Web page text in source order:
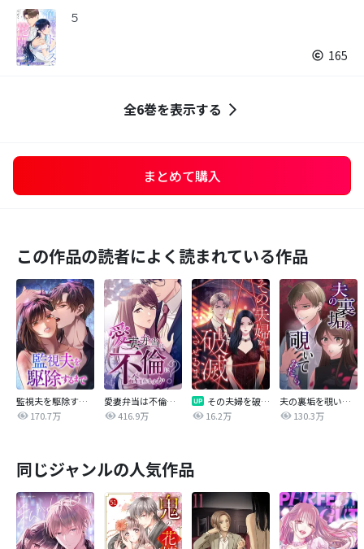
５
165
全6巻を表示する
まとめて購入
この作品の読者によく読まれている作品
監視夫を駆除するまで
170.7万
愛妻弁当は不倫に含まれますか？
416.9万
その夫婦を破滅させるまで
16.2万
夫の裏垢を覗いてみたら
130.3万
同じジャンルの人気作品